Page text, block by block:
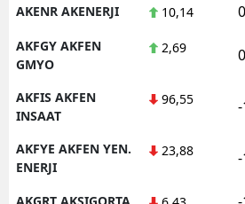
AKENR AKENERJI 10,14
AKFGY AKFEN
GMYO
2,69
AKFIS AKFEN
INSAAT
96,55
AKFYE AKFEN YEN.
ENERJI
23,88
AKGRT AKSIGORTA